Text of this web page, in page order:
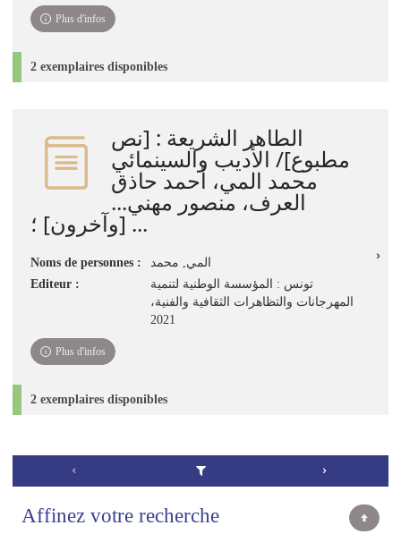
Plus d'infos
2 exemplaires disponibles
الطاهر الشريعة : [نص
مطبوع]/ الأديب والسينمائي
محمد المي، أحمد حاذق
العرف، منصور مهني...
[وآخرون] ؛ ...
Noms de personnes :
المي‏, ‏محمد‏
Editeur :
تونس : المؤسسة الوطنية لتنمية
المهرجانات والتظاهرات الثقافية والفنية،
2021
Plus d'infos
2 exemplaires disponibles
Affinez votre recherche